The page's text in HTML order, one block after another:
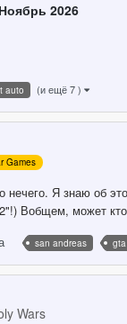
2026
auto (и ещё 7 )
Games
нечего. Я знаю об
Вобщем, может
san andreas gta
Wars